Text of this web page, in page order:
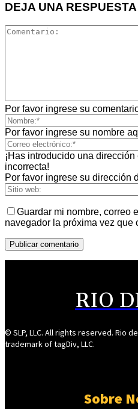
DEJA UNA RESPUESTA
Por favor ingrese su
Por favor ingrese su nombre
¡Has introducido una
incorrecta!
Por favor ingrese su dirección
Guardar mi nombre, correo
navegador la próxima vez que
RIO
© SLP, LLC. All rights reserved. Rio
trademark of tagDiv, LLC.
Sobre